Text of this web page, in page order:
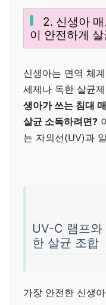
2. 신생아
이 안전하게
신생아는 면역 체
세제나 독한 살균
생아가 쓰는 침대
살균 소독하려면?
는 자외선(UV)과
UV-C 램프와
한 살균 조합
가장 안전한 신생